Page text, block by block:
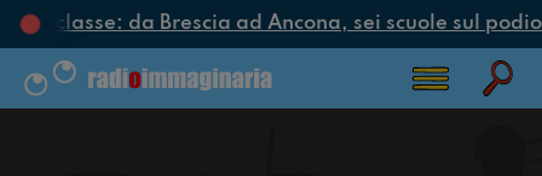
di classe: da Brescia ad Ancona, sei scuole sul